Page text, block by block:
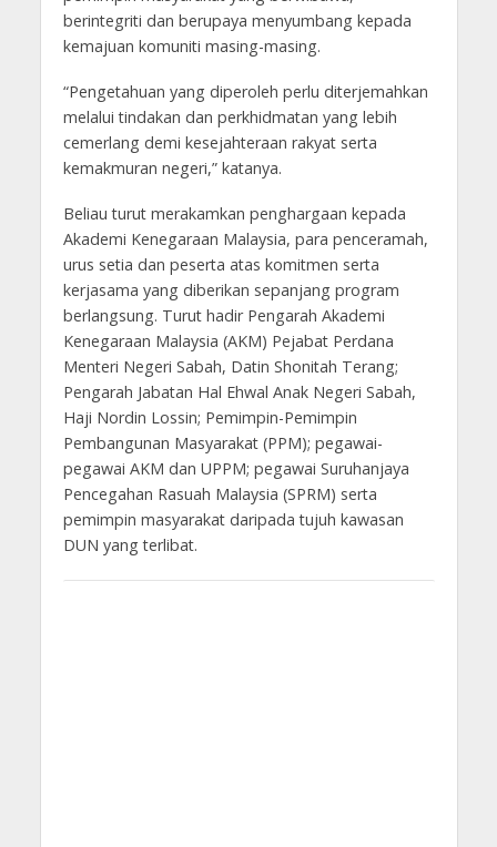
berintegriti dan berupaya menyumbang kepada
kemajuan komuniti masing-masing.
“Pengetahuan yang diperoleh perlu diterjemahkan
melalui tindakan dan perkhidmatan yang lebih
cemerlang demi kesejahteraan rakyat serta
kemakmuran negeri,” katanya.
Beliau turut merakamkan penghargaan kepada
Akademi Kenegaraan Malaysia, para penceramah,
urus setia dan peserta atas komitmen serta
kerjasama yang diberikan sepanjang program
berlangsung. Turut hadir Pengarah Akademi
Kenegaraan Malaysia (AKM) Pejabat Perdana
Menteri Negeri Sabah, Datin Shonitah Terang;
Pengarah Jabatan Hal Ehwal Anak Negeri Sabah,
Haji Nordin Lossin; Pemimpin-Pemimpin
Pembangunan Masyarakat (PPM); pegawai-
pegawai AKM dan UPPM; pegawai Suruhanjaya
Pencegahan Rasuah Malaysia (SPRM) serta
pemimpin masyarakat daripada tujuh kawasan
DUN yang terlibat.